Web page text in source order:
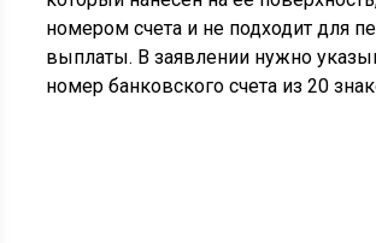
номером счета и не подходит для
выплаты. В заявлении нужно
номер банковского счета из 20